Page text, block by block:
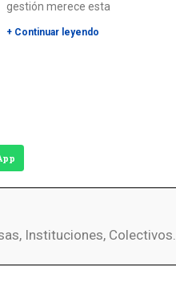
gestión merece esta
+ Continuar leyendo
Instituciones, Colectivos.